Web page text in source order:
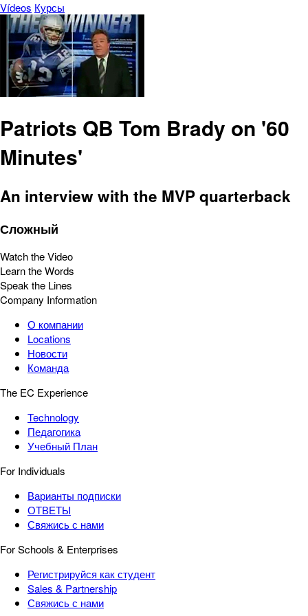
Vídeos Курсы
Patriots QB Tom Brady on '60
Minutes'
An interview with the MVP quarterback
Сложный
Watch the Video
Learn the Words
Speak the Lines
Company Information
О компании
Locations
Новости
Команда
The EC Experience
Technology
Педагогика
Учебный План
For Individuals
Варианты подписки
ОТВЕТЫ
Свяжись с нами
For Schools & Enterprises
Регистрируйся как студент
Sales & Partnership
Свяжись с нами